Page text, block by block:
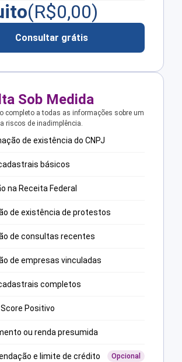
(R$0,00)
Consultar grátis
Sob Medida
completo a todas as informações sobre um
riscos de inadimplência.
de existência do CNPJ
básicos
na Receita Federal
de existência de protestos
de consultas recentes
de empresas vinculadas
completos
Positivo
ou renda presumida
e limite de crédito Opcional